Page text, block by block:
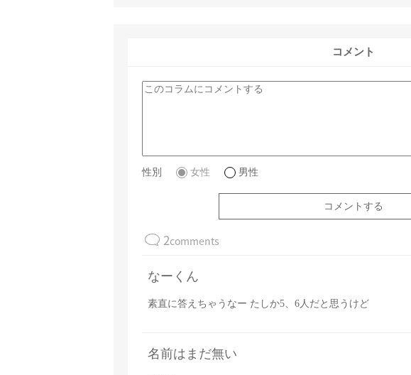
コメント
性別 女性 男性
2comments
なーくん
素直に答えちゃうなー たしか5、6人だと思うけど
名前はまだ無い